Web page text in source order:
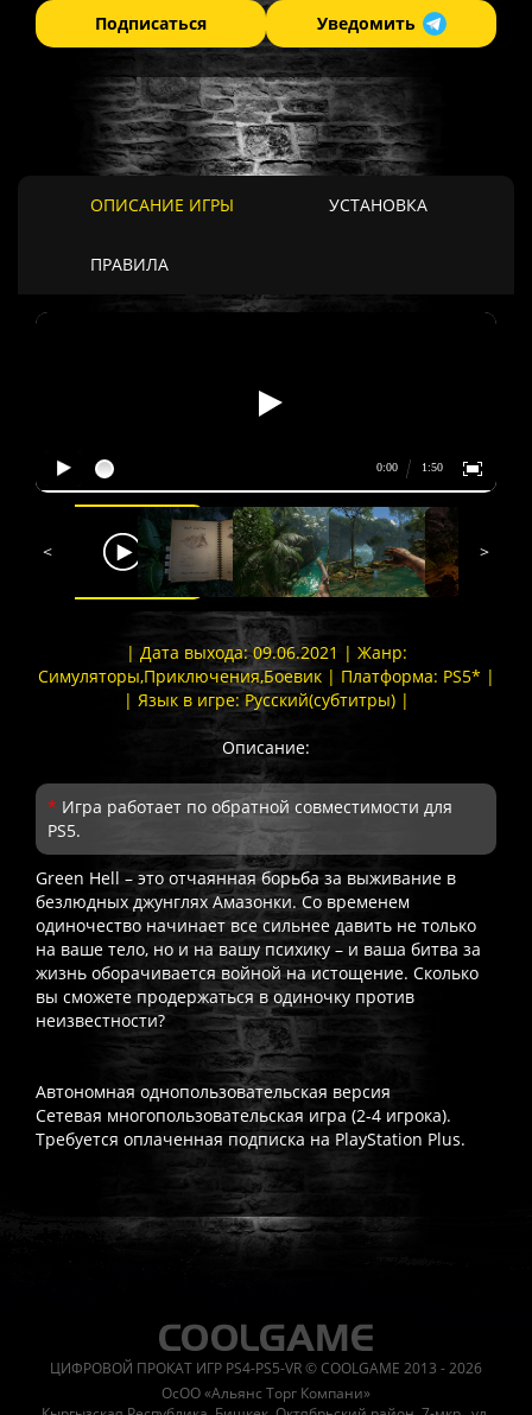
Подписаться Уведомить
ОПИСАНИЕ ИГРЫ УСТАНОВКА
ПРАВИЛА
< >
| Дата выхода: 09.06.2021 | Жанр:
Симуляторы,Приключения,Боевик | Платформа: PS5* |
| Язык в игре: Русский(субтитры) |
Описание:
* Игра работает по обратной совместимости для
PS5.
Green Hell – это отчаянная борьба за выживание в
безлюдных джунглях Амазонки. Со временем
одиночество начинает все сильнее давить не только
на ваше тело, но и на вашу психику – и ваша битва за
жизнь оборачивается войной на истощение. Сколько
вы сможете продержаться в одиночку против
неизвестности?
Автономная однопользовательская версия
Сетевая многопользовательская игра (2-4 игрока).
Требуется оплаченная подписка на PlayStation Plus.
Часто спрашивают
Работает ли русский язык? Если локализация игры для
Что если игра не запускается?Свяжитесь с нашей
ЦИФРОВОЙ ПРОКАТ ИГР PS4-PS5-VR © COOLGAME 2013 - 2026
ОсОО «Альянс Торг Компани»